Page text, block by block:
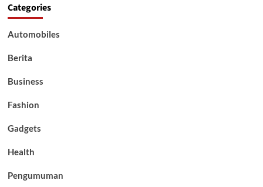
Categories
Automobiles
Berita
Business
Fashion
Gadgets
Health
Pengumuman